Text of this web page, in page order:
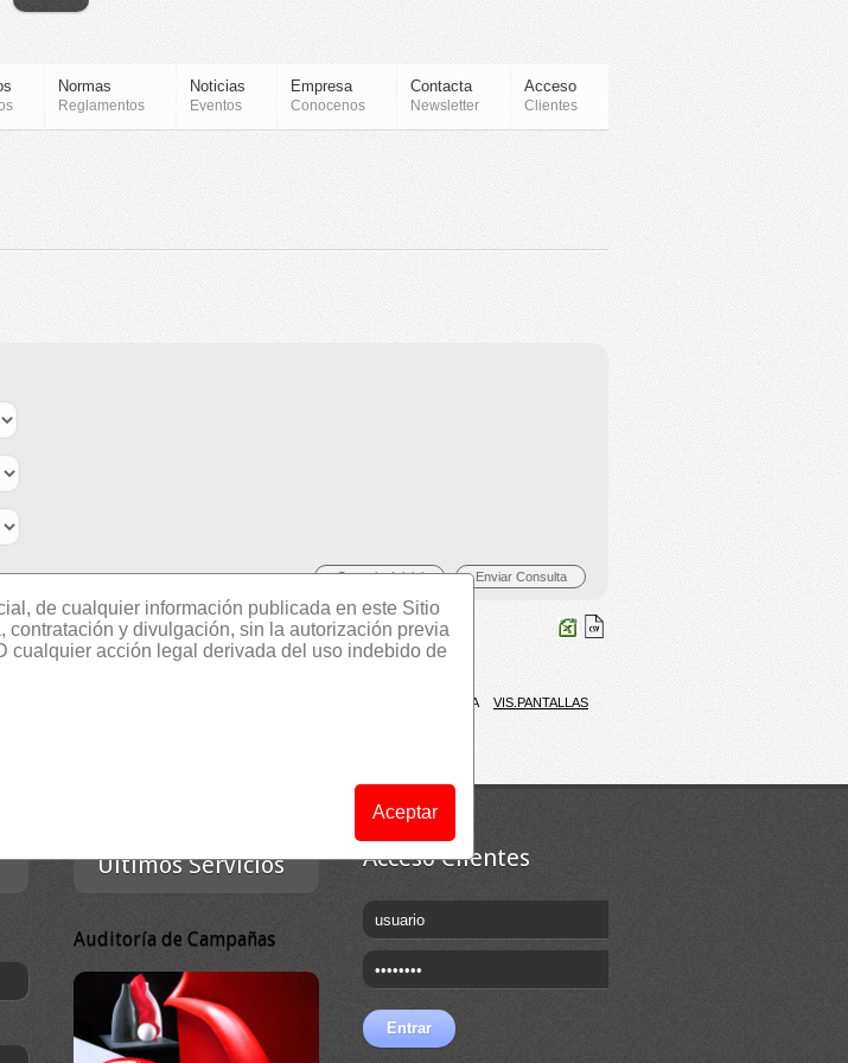
Normas
Reglamentos
Noticias
Eventos
Empresa
Conocenos
Contacta
Newsletter
Acceso
Clientes
D.MEDIA VIS.PANTALLAS
Ultimos Servicios
Auditoría de Campañas
DB Quality – certificación de
listas de distribución
Market Monitoring –
Observatorio de la
Publicidad Online
Acceso Clientes
de cualquier información publicada en este Sitio
y divulgación, sin la autorización previa
cualquier acción legal derivada del uso indebido de
Aceptar